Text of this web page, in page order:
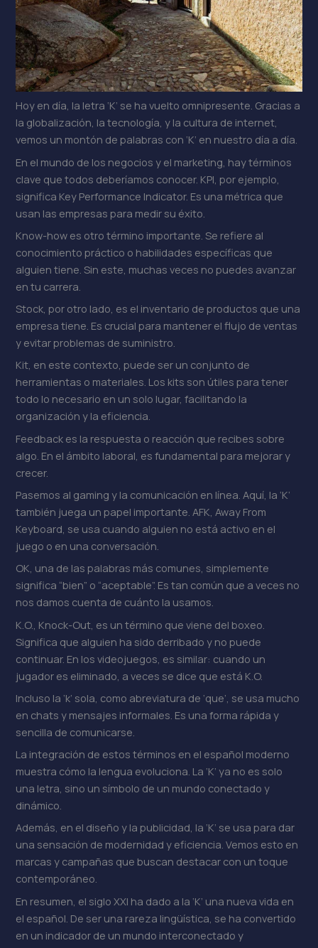
Hoy en día, la letra ‘K’ se ha vuelto omnipresente. Gracias a
la globalización, la tecnología, y la cultura de internet,
vemos un montón de palabras con ‘K’ en nuestro día a día.
En el mundo de los negocios y el marketing, hay términos
clave que todos deberíamos conocer. KPI, por ejemplo,
significa Key Performance Indicator. Es una métrica que
usan las empresas para medir su éxito.
Know-how es otro término importante. Se refiere al
conocimiento práctico o habilidades específicas que
alguien tiene. Sin este, muchas veces no puedes avanzar
en tu carrera.
Stock, por otro lado, es el inventario de productos que una
empresa tiene. Es crucial para mantener el flujo de ventas
y evitar problemas de suministro.
Kit, en este contexto, puede ser un conjunto de
herramientas o materiales. Los kits son útiles para tener
todo lo necesario en un solo lugar, facilitando la
organización y la eficiencia.
Feedback es la respuesta o reacción que recibes sobre
algo. En el ámbito laboral, es fundamental para mejorar y
crecer.
Pasemos al gaming y la comunicación en línea. Aquí, la ‘K’
también juega un papel importante. AFK, Away From
Keyboard, se usa cuando alguien no está activo en el
juego o en una conversación.
OK, una de las palabras más comunes, simplemente
significa “bien” o “aceptable”. Es tan común que a veces no
nos damos cuenta de cuánto la usamos.
K.O., Knock-Out, es un término que viene del boxeo.
Significa que alguien ha sido derribado y no puede
continuar. En los videojuegos, es similar: cuando un
jugador es eliminado, a veces se dice que está K.O.
Incluso la ‘k’ sola, como abreviatura de ‘que’, se usa mucho
en chats y mensajes informales. Es una forma rápida y
sencilla de comunicarse.
La integración de estos términos en el español moderno
muestra cómo la lengua evoluciona. La ‘K’ ya no es solo
una letra, sino un símbolo de un mundo conectado y
dinámico.
Además, en el diseño y la publicidad, la ‘K’ se usa para dar
una sensación de modernidad y eficiencia. Vemos esto en
marcas y campañas que buscan destacar con un toque
contemporáneo.
En resumen, el siglo XXI ha dado a la ‘K’ una nueva vida en
el español. De ser una rareza lingüística, se ha convertido
en un indicador de un mundo interconectado y